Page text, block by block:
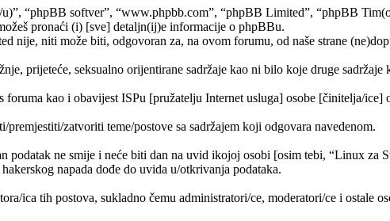
“phpBB softver”, “www.phpbb.com”, “phpBB Limited”, “phpBB
pronaći (i) [sve] detaljn(ij)e informacije o phpBBu.
nije, niti može biti, odgovoran za, na ovom forumu, od naše strane
prijeteće, seksualno orijentirane sadržaje kao ni bilo koje druge
kao i obavijest ISPu [pružatelju Internet usluga] osobe [činitelja/ice]
zatvoriti teme/postove sa sadržajem koji odgovara navedenom.
podatak ne smije i neće biti dan na uvid ikojoj osobi [osim tebi, “Linux za
napada dođe do uvida u/otkrivanja podataka.
ica tih postova, sukladno čemu administratori/ce, moderatori/ce i ostale